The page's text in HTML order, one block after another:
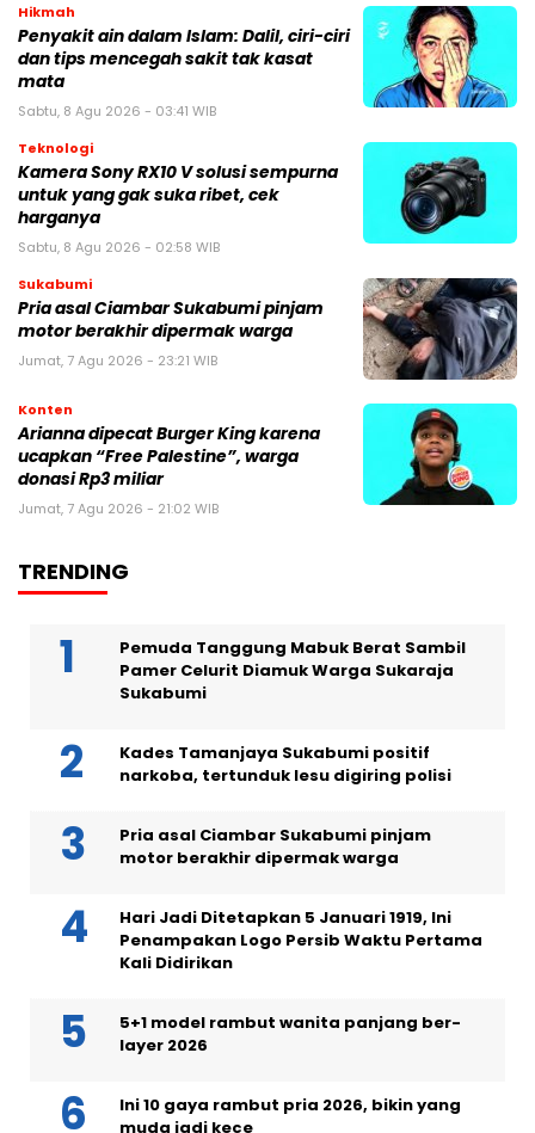
Hikmah
Penyakit ain dalam Islam: Dalil, ciri-ciri
dan tips mencegah sakit tak kasat
mata
Sabtu, 8 Agu 2026 - 03:41 WIB
Teknologi
Kamera Sony RX10 V solusi sempurna
untuk yang gak suka ribet, cek
harganya
Sabtu, 8 Agu 2026 - 02:58 WIB
Sukabumi
Pria asal Ciambar Sukabumi pinjam
motor berakhir dipermak warga
Jumat, 7 Agu 2026 - 23:21 WIB
Konten
Arianna dipecat Burger King karena
ucapkan “Free Palestine”, warga
donasi Rp3 miliar
Jumat, 7 Agu 2026 - 21:02 WIB
TRENDING
Pemuda Tanggung Mabuk Berat Sambil
Pamer Celurit Diamuk Warga Sukaraja
Sukabumi
Kades Tamanjaya Sukabumi positif
narkoba, tertunduk lesu digiring polisi
Pria asal Ciambar Sukabumi pinjam
motor berakhir dipermak warga
Hari Jadi Ditetapkan 5 Januari 1919, Ini
Penampakan Logo Persib Waktu Pertama
Kali Didirikan
5+1 model rambut wanita panjang ber-
layer 2026
Ini 10 gaya rambut pria 2026, bikin yang
muda jadi kece